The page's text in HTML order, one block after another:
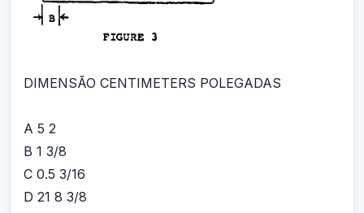
DIMENSÃO CENTIMETERS POLEGADAS
A 5 2
B 1 3/8
C 0.5 3/16
D 21 8 3/8